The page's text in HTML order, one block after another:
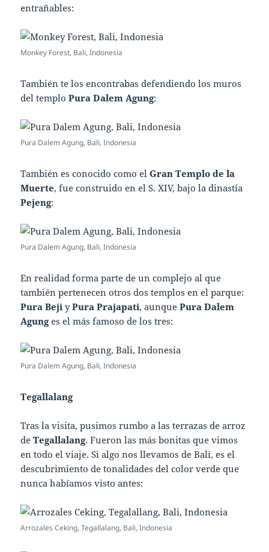
entrañables:
Monkey Forest, Bali, Indonesia
También te los encontrabas defendiendo los muros
del temploPura Dalem Agung:
Pura Dalem Agung, Bali, Indonesia
También es conocido como elGran Templo de la
Muerte, fue construido en el S. XIV, bajo la dinastía
Pejeng:
Pura Dalem Agung, Bali, Indonesia
En realidad forma parte de un complejo al que
también pertenecen otros dos templos en el parque:
Pura Beji yPura Prajapati, aunquePura Dalem
Agunges el más famoso de los tres:
Pura Dalem Agung, Bali, Indonesia
Tegallalang
Tras la visita, pusimos rumbo a las terrazas de arroz
deTegallalang. Fueron las más bonitas que vimos
en todo el viaje. Si algo nos llevamos de Bali, es el
descubrimiento de tonalidades del color verde que
nunca habíamos visto antes:
Arrozales Ceking, Tegallalang, Bali, Indonesia